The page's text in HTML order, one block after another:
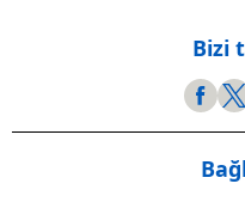
Bizi